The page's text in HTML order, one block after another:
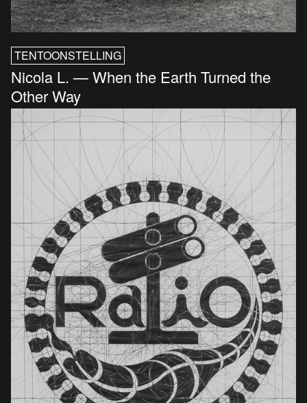
TENTOONSTELLING
Nicola L. — When the Earth Turned the
Other Way